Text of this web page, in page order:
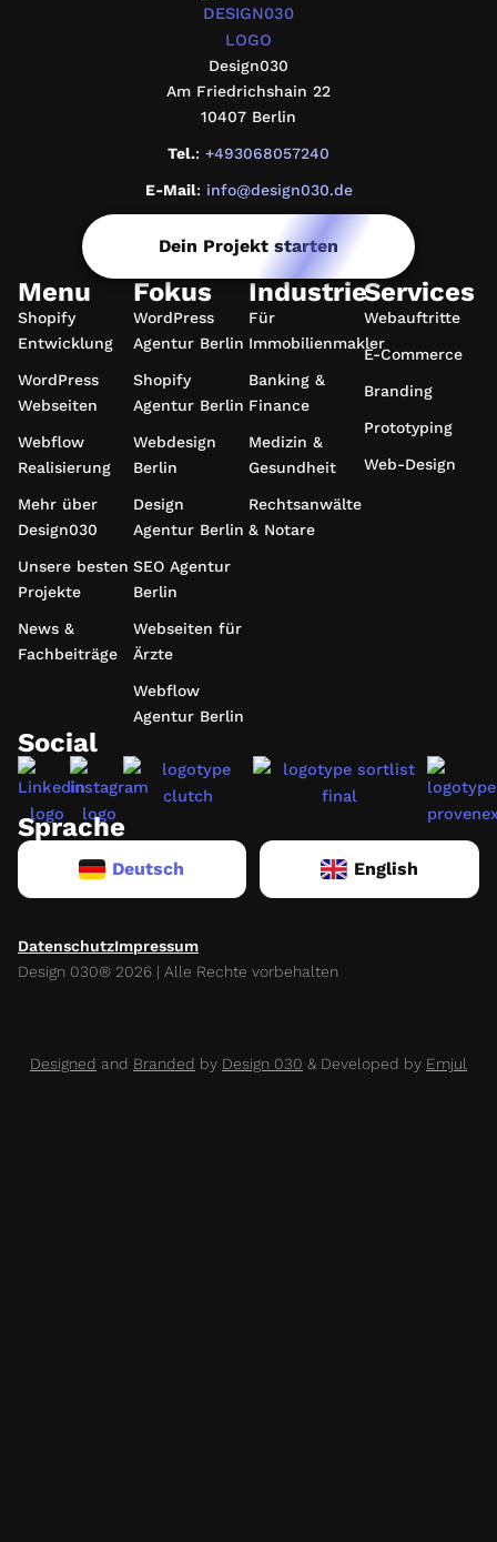
Design030
Am Friedrichshain 22
10407 Berlin
Tel.: +493068057240
E-Mail: info@design030.de
Menu
Shopify
Entwicklung
WordPress
Webseiten
Webflow
Realisierung
Mehr über
Design030
Unsere besten
Projekte
News &
Fachbeiträge
Fokus
WordPress
Agentur Berlin
Shopify
Agentur Berlin
Webdesign
Berlin
Design
Agentur Berlin
SEO Agentur
Berlin
Webseiten für
Ärzte
Webflow
Agentur Berlin
Industrie
Für
Immobilienmakler
Banking &
Finance
Medizin &
Gesundheit
Rechtsanwälte
& Notare
Services
Webauftritte
E-Commerce
Branding
Prototyping
Web-Design
Dein Projekt starten
Social
Sprache
Deutsch English
DatenschutzImpressum
Design 030® 2026 | Alle Rechte vorbehalten
Designed and Branded by Design 030 & Developed by Emjul